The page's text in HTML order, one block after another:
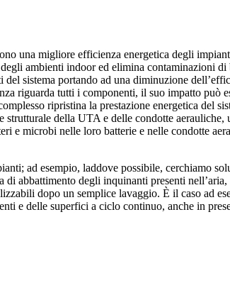
una migliore efficienza energetica degli
ambienti indoor ed elimina contaminazioni
sistema portando ad una diminuzione
riguarda tutti i componenti, il suo impatto può
ripristina la prestazione energetica del
della UTA e delle condotte aerauliche,
e microbi nelle loro batterie e nelle condotte
ad esempio, laddove possibile, cerchiamo
abbattimento degli inquinanti presenti
dopo un semplice lavaggio. È il caso ad
e delle superfici a ciclo continuo, anche in